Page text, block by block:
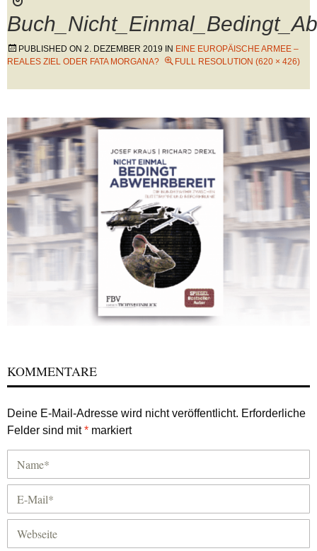
PUBLISHED ON 2. DEZEMBER 2019 IN EINE EUROPÄISCHE ARMEE –
REALES ZIEL ODER FATA MORGANA?
FULL RESOLUTION (620 × 426)
KOMMENTARE
Deine E-Mail-Adresse wird nicht veröffentlicht. Erforderliche
Felder sind mit* markiert